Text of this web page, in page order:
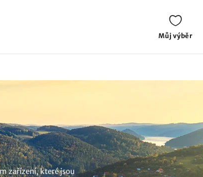
Můj výběr
zařízení, které jsou